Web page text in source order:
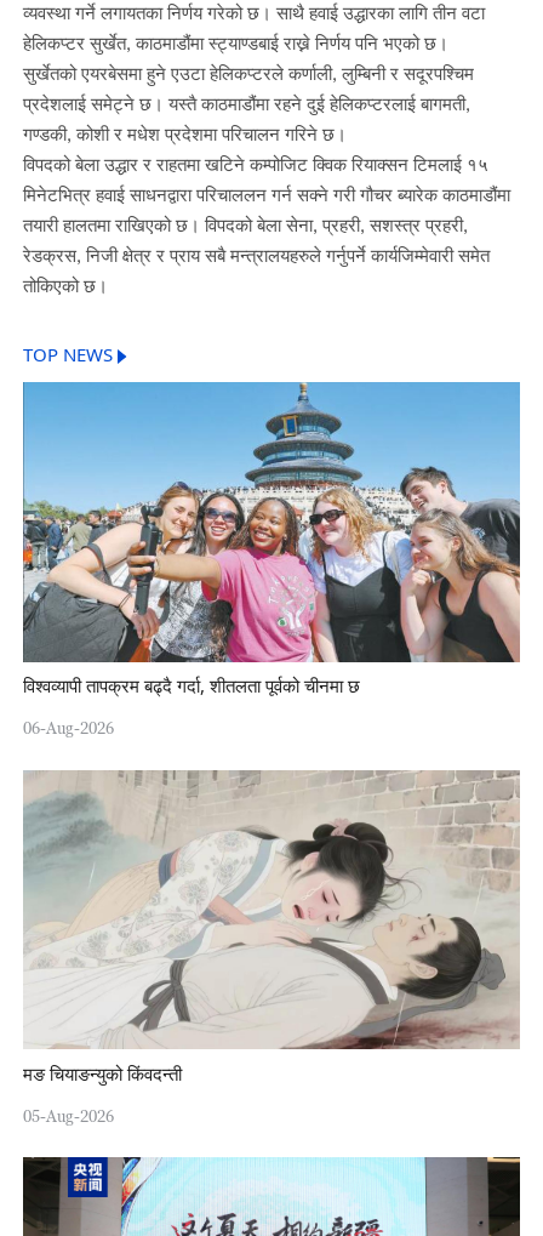
व्यवस्था गर्ने लगायतका निर्णय गरेको छ। साथै हवाई उद्धारका लागि तीन वटा
हेलिकप्टर सुर्खेत, काठमाडौंमा स्ट्याण्डबाई राख्ने निर्णय पनि भएको छ।
सुर्खेतको एयरबेसमा हुने एउटा हेलिकप्टरले कर्णाली, लुम्बिनी र सदूरपश्चिम
प्रदेशलाई समेट्ने छ। यस्तै काठमाडौंमा रहने दुई हेलिकप्टरलाई बागमती,
गण्डकी, कोशी र मधेश प्रदेशमा परिचालन गरिने छ।
विपदको बेला उद्धार र राहतमा खटिने कम्पोजिट क्विक रियाक्सन टिमलाई १५
मिनेटभित्र हवाई साधनद्वारा परिचाललन गर्न सक्ने गरी गौचर ब्यारेक काठमाडौंमा
तयारी हालतमा राखिएको छ। विपदको बेला सेना, प्रहरी, सशस्त्र प्रहरी,
रेडक्रस, निजी क्षेत्र र प्राय सबै मन्त्रालयहरुले गर्नुपर्ने कार्यजिम्मेवारी समेत
तोकिएको छ।
TOP NEWS
विश्वव्यापी तापक्रम बढ्दै गर्दा, शीतलता पूर्वको चीनमा छ
06-Aug-2026
मङ चियाङन्युको किंवदन्ती
05-Aug-2026